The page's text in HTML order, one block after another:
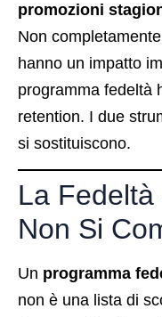
promozioni
Non
hanno un impatto
programma fedeltà
retention. I due
si sostituiscono.
La
Non Si
Un programma
non è una lista di